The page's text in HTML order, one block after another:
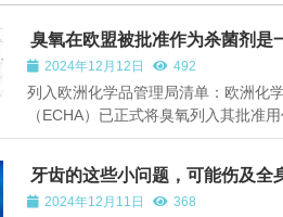
臭氧在欧盟被批准作为杀菌剂是
的里程碑
2024年12月12日 492
列入欧洲化学品管理局清单：欧洲化
（ECHA）已正式将臭氧列入其批准用
的活性物质清单。这一决定验证了臭
为电解臭氧水清洗、臭氧水牙线等产品
我们很高兴了解到欧洲化学品管理局清
牙齿的这些小问题，可能伤及全
2024年12月11日 368